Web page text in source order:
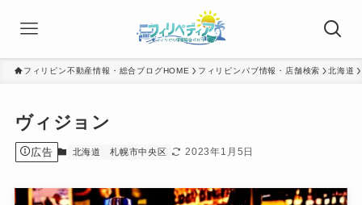
フィリピン不動産情報・総合ブログHOME フィリピンパブ情報・店舗検索 北海道
ヴィジョン
広告 北海道 札幌市中央区 2023年1月5日